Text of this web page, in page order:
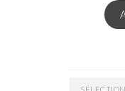
ARCHIVES